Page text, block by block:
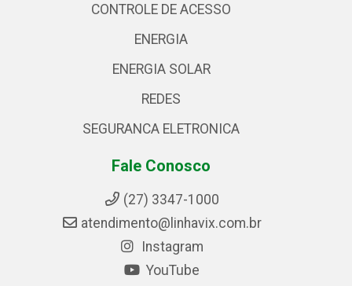
CONTROLE DE ACESSO
ENERGIA
ENERGIA SOLAR
REDES
SEGURANCA ELETRONICA
Fale Conosco
(27) 3347-1000
atendimento@linhavix.com.br
Instagram
YouTube